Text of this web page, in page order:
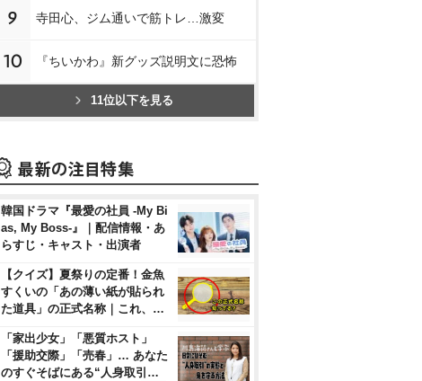
9 寺田心、ジム通いで筋トレ…激変
10 『ちいかわ』新グッズ説明文に恐怖
11位以下を見る
韓国ドラマ『最愛の社員 -My Bi
as, My Boss-』｜配信情報・あ
らすじ・キャスト・出演者
【クイズ】夏祭りの定番！金魚
すくいの「あの薄い紙が貼られ
た道具」の正式名称｜これ、…
「家出少女」「悪質ホスト」
「援助交際」「売春」… あなた
のすぐそばにある“人身取引…